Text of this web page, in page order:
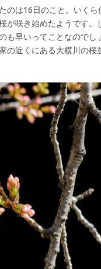
は16日のこと。いくら
が咲き始めたようです。
も早いってことなのでし
の近くにある大横川の桜